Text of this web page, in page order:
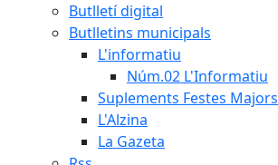
Butlletí digital
Butlletins municipals
L'informatiu
Núm.02 L'Informatiu
Suplements Festes Majors
L'Alzina
La Gazeta